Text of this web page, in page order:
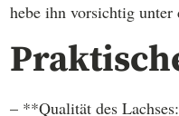
hebe ihn vorsichtig
– **Qualität des